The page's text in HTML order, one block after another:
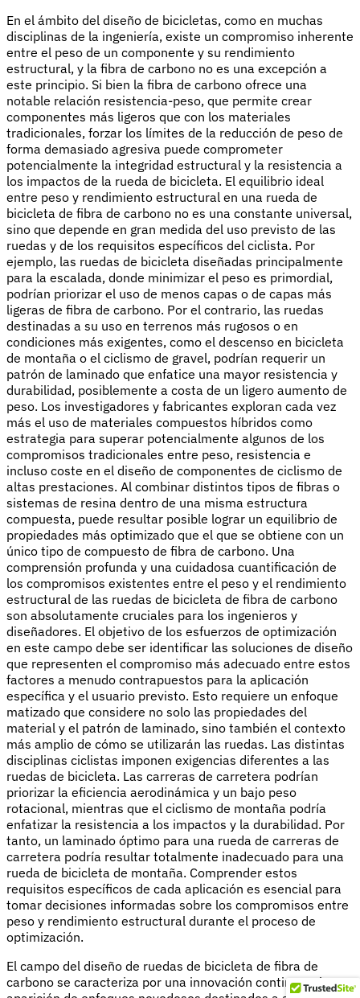
En el ámbito del diseño de bicicletas, como en muchas
disciplinas de la ingeniería, existe un compromiso inherente
entre el peso de un componente y su rendimiento
estructural, y la fibra de carbono no es una excepción a
este principio. Si bien la fibra de carbono ofrece una
notable relación resistencia-peso, que permite crear
componentes más ligeros que con los materiales
tradicionales, forzar los límites de la reducción de peso de
forma demasiado agresiva puede comprometer
potencialmente la integridad estructural y la resistencia a
los impactos de la rueda de bicicleta. El equilibrio ideal
entre peso y rendimiento estructural en una rueda de
bicicleta de fibra de carbono no es una constante universal,
sino que depende en gran medida del uso previsto de las
ruedas y de los requisitos específicos del ciclista. Por
ejemplo, las ruedas de bicicleta diseñadas principalmente
para la escalada, donde minimizar el peso es primordial,
podrían priorizar el uso de menos capas o de capas más
ligeras de fibra de carbono. Por el contrario, las ruedas
destinadas a su uso en terrenos más rugosos o en
condiciones más exigentes, como el descenso en bicicleta
de montaña o el ciclismo de gravel, podrían requerir un
patrón de laminado que enfatice una mayor resistencia y
durabilidad, posiblemente a costa de un ligero aumento de
peso. Los investigadores y fabricantes exploran cada vez
más el uso de materiales compuestos híbridos como
estrategia para superar potencialmente algunos de los
compromisos tradicionales entre peso, resistencia e
incluso coste en el diseño de componentes de ciclismo de
altas prestaciones. Al combinar distintos tipos de fibras o
sistemas de resina dentro de una misma estructura
compuesta, puede resultar posible lograr un equilibrio de
propiedades más optimizado que el que se obtiene con un
único tipo de compuesto de fibra de carbono. Una
comprensión profunda y una cuidadosa cuantificación de
los compromisos existentes entre el peso y el rendimiento
estructural de las ruedas de bicicleta de fibra de carbono
son absolutamente cruciales para los ingenieros y
diseñadores. El objetivo de los esfuerzos de optimización
en este campo debe ser identificar las soluciones de diseño
que representen el compromiso más adecuado entre estos
factores a menudo contrapuestos para la aplicación
específica y el usuario previsto. Esto requiere un enfoque
matizado que considere no solo las propiedades del
material y el patrón de laminado, sino también el contexto
más amplio de cómo se utilizarán las ruedas. Las distintas
disciplinas ciclistas imponen exigencias diferentes a las
ruedas de bicicleta. Las carreras de carretera podrían
priorizar la eficiencia aerodinámica y un bajo peso
rotacional, mientras que el ciclismo de montaña podría
enfatizar la resistencia a los impactos y la durabilidad. Por
tanto, un laminado óptimo para una rueda de carreras de
carretera podría resultar totalmente inadecuado para una
rueda de bicicleta de montaña. Comprender estos
requisitos específicos de cada aplicación es esencial para
tomar decisiones informadas sobre los compromisos entre
peso y rendimiento estructural durante el proceso de
optimización.
El campo del diseño de ruedas de bicicleta de fibra de
carbono se caracteriza por una innovación continua y la